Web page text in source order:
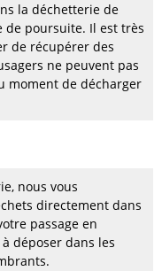
la déchetterie de
de poursuite. Il est très
de récupérer des
ne peuvent pas
moment de décharger
nous vous
directement dans
passage en
déposer dans les